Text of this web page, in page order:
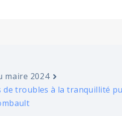
maire 2024
troubles à la tranquillité